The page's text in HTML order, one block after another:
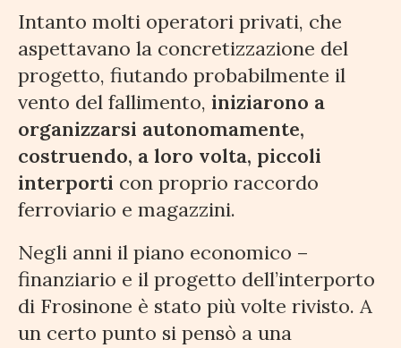
Intanto molti operatori privati, che
aspettavano la concretizzazione del
progetto, fiutando probabilmente il
vento del fallimento, iniziarono a
organizzarsi autonomamente,
costruendo, a loro volta, piccoli
interporti con proprio raccordo
ferroviario e magazzini.
Negli anni il piano economico –
finanziario e il progetto dell’interporto
di Frosinone è stato più volte rivisto. A
un certo punto si pensò a una